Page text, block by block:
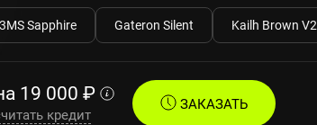
Sapphire
Gateron Silent Kailh Brown V2
19 000 ₽
кредит
ЗАКАЗАТЬ